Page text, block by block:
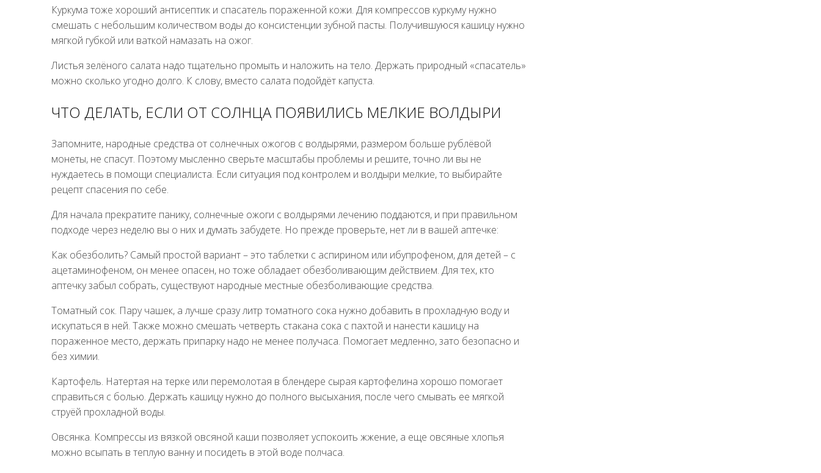
Куркума тоже хороший антисептик и спасатель пораженной кожи. Для компрессов куркуму нужно
смешать с небольшим количеством воды до консистенции зубной пасты. Получившуюся кашицу нужно
мягкой губкой или ваткой намазать на ожог.
Листья зелёного салата надо тщательно промыть и наложить на тело. Держать природный «спасатель»
можно сколько угодно долго. К слову, вместо салата подойдёт капуста.
ЧТО ДЕЛАТЬ, ЕСЛИ ОТ СОЛНЦА ПОЯВИЛИСЬ МЕЛКИЕ ВОЛДЫРИ
Запомните, народные средства от солнечных ожогов с волдырями, размером больше рублёвой
монеты, не спасут. Поэтому мысленно сверьте масштабы проблемы и решите, точно ли вы не
нуждаетесь в помощи специалиста. Если ситуация под контролем и волдыри мелкие, то выбирайте
рецепт спасения по себе.
Для начала прекратите панику, солнечные ожоги с волдырями лечению поддаются, и при правильном
подходе через неделю вы о них и думать забудете. Но прежде проверьте, нет ли в вашей аптечке:
Как обезболить? Самый простой вариант – это таблетки с аспирином или ибупрофеном, для детей – с
ацетаминофеном, он менее опасен, но тоже обладает обезболивающим действием. Для тех, кто
аптечку забыл собрать, существуют народные местные обезболивающие средства.
Томатный сок. Пару чашек, а лучше сразу литр томатного сока нужно добавить в прохладную воду и
искупаться в ней. Также можно смешать четверть стакана сока с пахтой и нанести кашицу на
пораженное место, держать припарку надо не менее получаса. Помогает медленно, зато безопасно и
без химии.
Картофель. Натертая на терке или перемолотая в блендере сырая картофелина хорошо помогает
справиться с болью. Держать кашицу нужно до полного высыхания, после чего смывать ее мягкой
струёй прохладной воды.
Овсянка. Компрессы из вязкой овсяной каши позволяет успокоить жжение, а еще овсяные хлопья
можно всыпать в теплую ванну и посидеть в этой воде полчаса.